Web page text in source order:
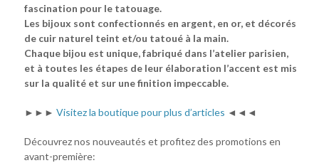
fascination pour le tatouage.
Les bijoux sont confectionnés en argent, en or, et décorés
de cuir naturel teint et/ou tatoué à la main.
Chaque bijou est unique, fabriqué dans l’atelier parisien,
et à toutes les étapes de leur élaboration l’accent est mis
sur la qualité et sur une finition impeccable.
►►► Visitez la boutique pour plus d’articles ◄◄◄
Découvrez nos nouveautés et profitez des promotions en
avant-première: